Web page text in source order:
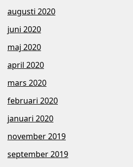
augusti 2020
juni 2020
maj 2020
april 2020
mars 2020
februari 2020
januari 2020
november 2019
september 2019